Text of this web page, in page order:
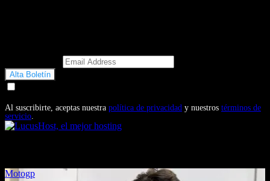
Al suscribirte, aceptas nuestra política de privacidad y nuestros términos de
servicio.
Motogp